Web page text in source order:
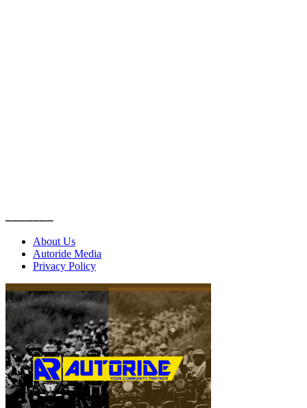
About Us
Autoride Media
Privacy Policy